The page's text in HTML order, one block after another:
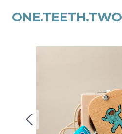
ONE.TEETH.TWO